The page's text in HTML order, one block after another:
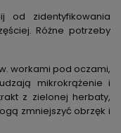
od zidentyfikowania
Różne potrzeby
workami pod oczami,
mikrokrążenie i
z zielonej herbaty,
zmniejszyć obrzęk i